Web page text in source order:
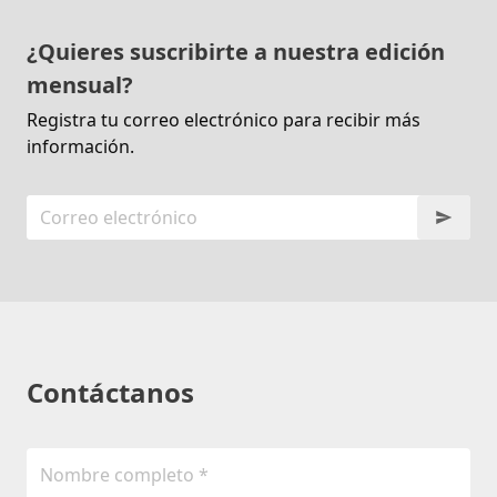
¿Quieres suscribirte a nuestra edición
mensual?
Registra tu correo electrónico para recibir más
información.
Contáctanos